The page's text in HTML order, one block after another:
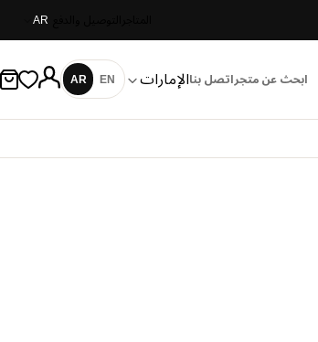
AR
ابحث عن متجراتصل بناالإمارات اللغة
EN
AR